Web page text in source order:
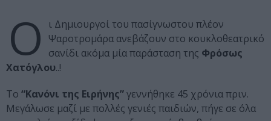
Ο
ι Δημιουργοί του πασίγνωστου πλέον
Ψαροτρομάρα ανεβάζουν στο κουκλοθεατρικό
σανίδι ακόμα μία παράσταση της Φρόσως
Χατόγλου..!
Το “Κανόνι της Ειρήνης”γεννήθηκε 45 χρόνια πριν.
Μεγάλωσε μαζί με πολλές γενιές παιδιών, πήγε σε όλα